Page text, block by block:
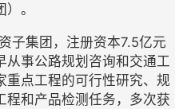
。
从事公路规划咨询和交通工
重点工程的可行性研究、规
程和产品检测任务，多次获